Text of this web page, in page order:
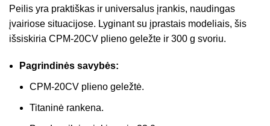
Peilis yra praktiškas ir universalus įrankis, naudingas
įvairiose situacijose. Lyginant su įprastais modeliais, šis
išsiskiria CPM-20CV plieno geležte ir 300 g svoriu.
Pagrindinės savybės:
CPM-20CV plieno geležtė.
Titaninė rankena.